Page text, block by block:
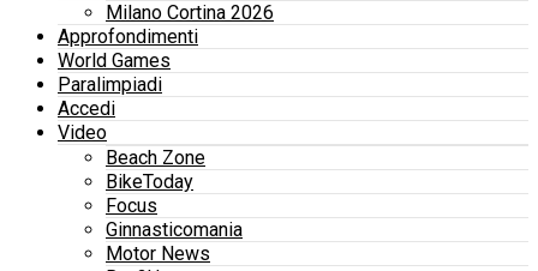
Milano Cortina 2026
Approfondimenti
World Games
Paralimpiadi
Accedi
Video
Beach Zone
BikeToday
Focus
Ginnasticomania
Motor News